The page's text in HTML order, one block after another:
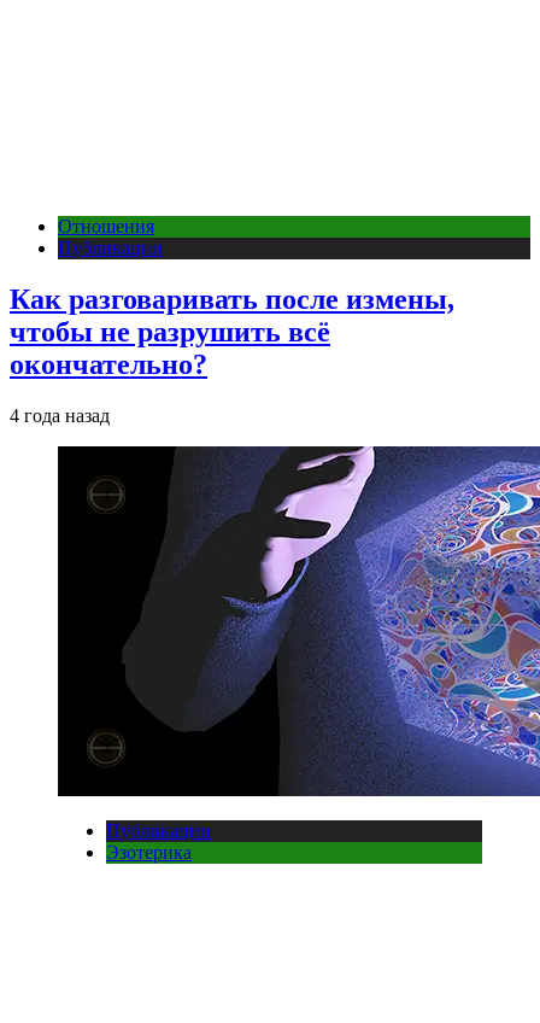
Отношения
Публикации
Как разговаривать после измены,
чтобы не разрушить всё
окончательно?
4 года назад
Публикации
Эзотерика